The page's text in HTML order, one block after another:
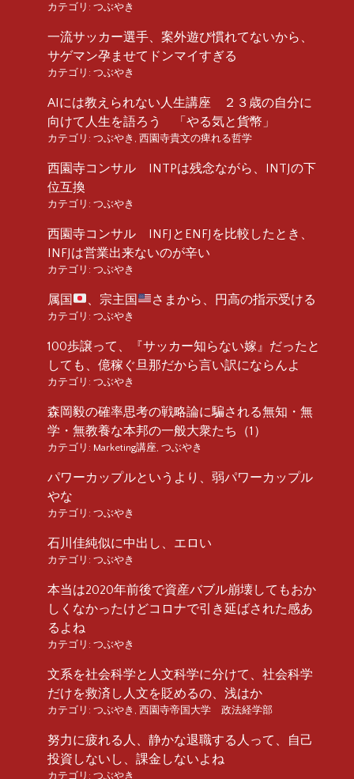
カテゴリ: つぶやき
一流サッカー選手、案外遊び慣れてないから、
サゲマン孕ませてドンマイすぎる
カテゴリ: つぶやき
AIには教えられない人生講座 ２３歳の自分に
向けて人生を語ろう 「やる気と貨幣」
カテゴリ: つぶやき 西園寺貴文の痺れる哲学
西園寺コンサル INTPは残念ながら、INTJの下
位互換
カテゴリ: つぶやき
西園寺コンサル INFJとENFJを比較したとき、
INFJは営業出来ないのが辛い
カテゴリ: つぶやき
属国 、宗主国 さまから、円高の指示受ける
カテゴリ: つぶやき
100歩譲って、『サッカー知らない嫁』だったと
しても、億稼ぐ旦那だから言い訳にならんよ
カテゴリ: つぶやき
森岡毅の確率思考の戦略論に騙される無知・無
学・無教養な本邦の一般大衆たち（1）
カテゴリ: Marketing講座 つぶやき
パワーカップルというより、弱パワーカップル
やな
カテゴリ: つぶやき
石川佳純似に中出し、エロい
カテゴリ: つぶやき
本当は2020年前後で資産バブル崩壊してもおか
しくなかったけどコロナで引き延ばされた感あ
るよね
カテゴリ: つぶやき
文系を社会科学と人文科学に分けて、社会科学
だけを救済し人文を貶めるの、浅はか
カテゴリ: つぶやき 西園寺帝国大学 政法経学部
努力に疲れる人、静かな退職する人って、自己
投資しないし、課金しないよね
カテゴリ: つぶやき